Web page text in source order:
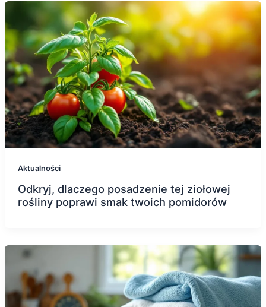
Aktualności
Odkryj, dlaczego posadzenie tej ziołowej
rośliny poprawi smak twoich pomidorów